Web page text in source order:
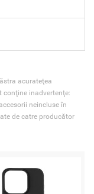
acurateţea
conţine inadvertenţe:
neincluse în
de catre producător